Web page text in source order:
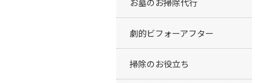
お墓のお掃除代行
劇的ビフォーアフター
掃除のお役立ち